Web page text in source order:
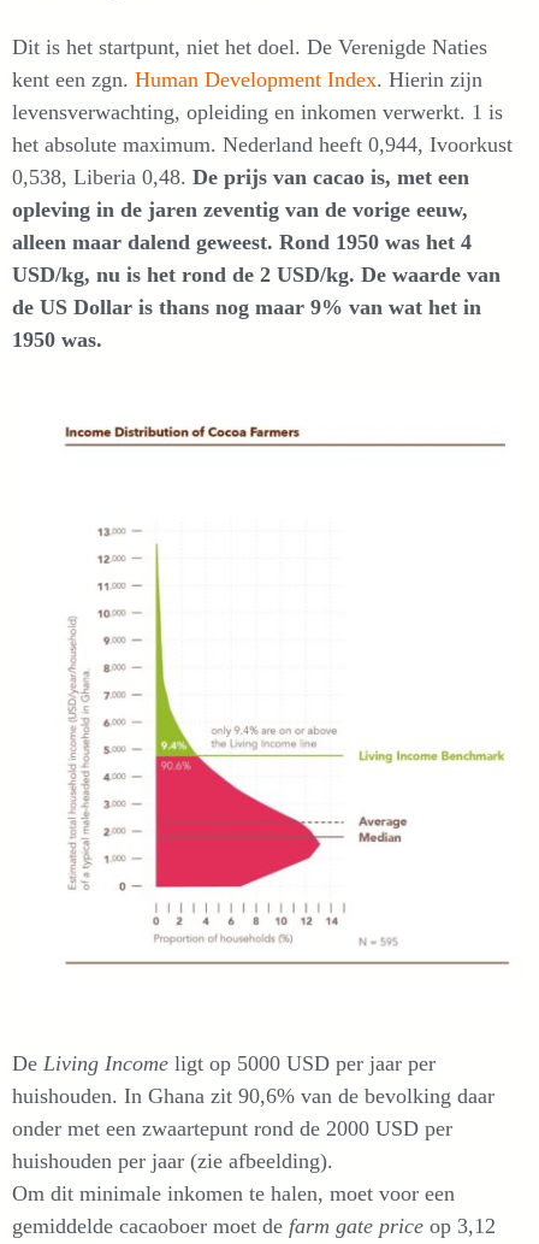
Dit is het startpunt, niet het doel. De Verenigde Naties
kent een zgn. Human Development Index. Hierin zijn
levensverwachting, opleiding en inkomen verwerkt. 1 is
het absolute maximum. Nederland heeft 0,944, Ivoorkust
0,538, Liberia 0,48. De prijs van cacao is, met een
opleving in de jaren zeventig van de vorige eeuw,
alleen maar dalend geweest. Rond 1950 was het 4
USD/kg, nu is het rond de 2 USD/kg. De waarde van
de US Dollar is thans nog maar 9% van wat het in
1950 was.
De Living Income ligt op 5000 USD per jaar per
huishouden. In Ghana zit 90,6% van de bevolking daar
onder met een zwaartepunt rond de 2000 USD per
huishouden per jaar (zie afbeelding).
Om dit minimale inkomen te halen, moet voor een
gemiddelde cacaoboer moet de farm gate price op 3,12